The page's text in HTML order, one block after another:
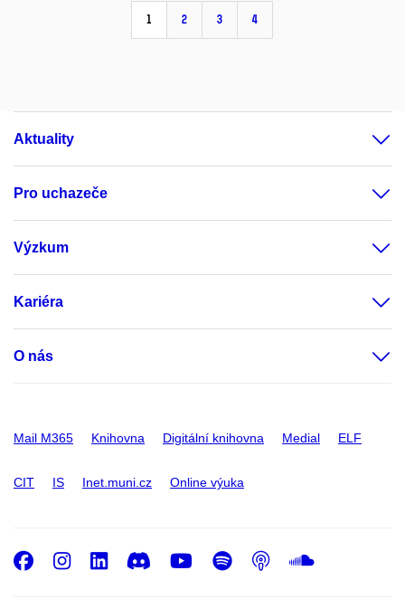
1 2 3 4
Aktuality
Pro uchazeče
Výzkum
Kariéra
O nás
Mail M365 Knihovna Digitální knihovna Medial ELF
CIT IS Inet.muni.cz Online výuka
Facebook
Instagram
LinkedIn
DiscordYoutube
Spotify
Podcast